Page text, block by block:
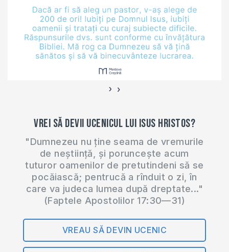
‹ ›
Vrei să devii ucenicul lui Isus Hristos?
"Dumnezeu nu ține seama de vremurile
de neștiință, și poruncește acum
tuturor oamenilor de pretutindeni să se
pocăiască; pentrucă a rînduit o zi, în
care va judeca lumea după dreptate..."
(Faptele Apostolilor 17:30—31)
VREAU SĂ DEVIN UCENIC